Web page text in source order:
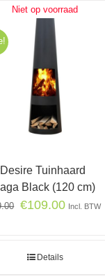
Niet op voorraad
Tuinhaard
Black (120 cm)
€109.00 Incl. BTW
Details